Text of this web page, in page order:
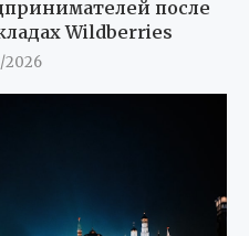
после
Wildberries
2026